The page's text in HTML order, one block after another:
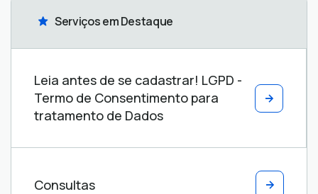
Serviços em Destaque
Leia antes de se cadastrar! LGPD -
Termo de Consentimento para
tratamento de Dados
Consultas